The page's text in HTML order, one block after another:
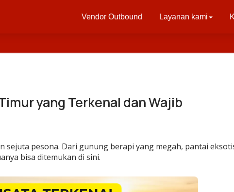
Vendor Outbound Layanan kami
yang Terkenal dan Wajib
sejuta pesona. Dari gunung berapi yang megah, pantai
bisa ditemukan di sini.